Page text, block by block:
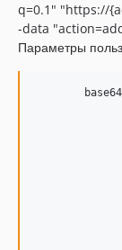
q=0.1" "https://
-data
Параметры